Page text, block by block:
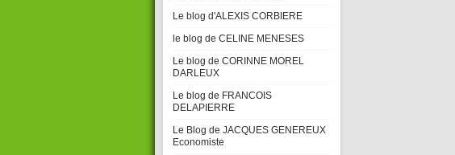
Le blog d'ALEXIS CORBIERE
le blog de CELINE MENESES
Le blog de CORINNE MOREL
DARLEUX
Le blog de FRANCOIS
DELAPIERRE
Le Blog de JACQUES GENEREUX
Economiste